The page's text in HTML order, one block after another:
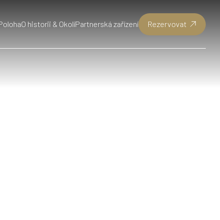
O historii & OkolíPartnerská zařízení Rezervovat